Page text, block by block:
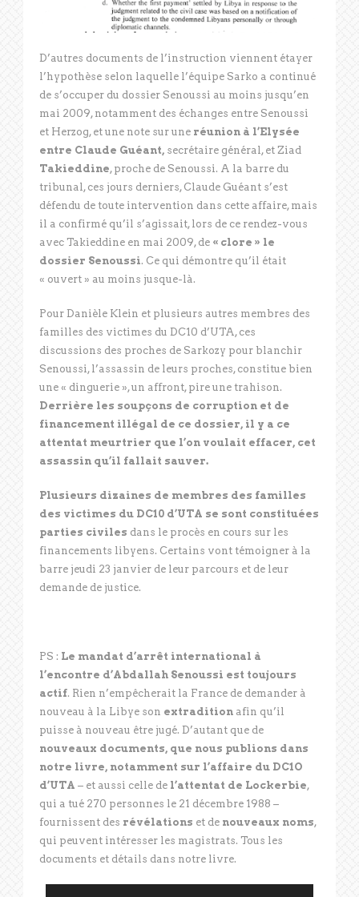
D’autres documents de l’instruction viennent étayer
l’hypothèse selon laquelle l’équipe Sarko a continué
de s’occuper du dossier Senoussi au moins jusqu’en
mai 2009, notamment des échanges entre Senoussi
et Herzog, et une note sur une réunion à l’Elysée
entre Claude Guéant, secrétaire général, et Ziad
Takieddine, proche de Senoussi. A la barre du
tribunal, ces jours derniers, Claude Guéant s’est
défendu de toute intervention dans cette affaire, mais
il a confirmé qu’il s’agissait, lors de ce rendez-vous
avec Takieddine en mai 2009, de « clore » le
dossier Senoussi. Ce qui démontre qu’il était
« ouvert » au moins jusque-là.
Pour Danièle Klein et plusieurs autres membres des
familles des victimes du DC10 d’UTA, ces
discussions des proches de Sarkozy pour blanchir
Senoussi, l’assassin de leurs proches, constitue bien
une « dinguerie », un affront, pire une trahison.
Derrière les soupçons de corruption et de
financement illégal de ce dossier, il y a ce
attentat meurtrier que l’on voulait effacer, cet
assassin qu’il fallait sauver.
Plusieurs dizaines de membres des familles
des victimes du DC10 d’UTA se sont constituées
parties civiles dans le procès en cours sur les
financements libyens. Certains vont témoigner à la
barre jeudi 23 janvier de leur parcours et de leur
demande de justice.
PS : Le mandat d’arrêt international à
l’encontre d’Abdallah Senoussi est toujours
actif. Rien n’empêcherait la France de demander à
nouveau à la Libye son extradition afin qu’il
puisse à nouveau être jugé. D’autant que de
nouveaux documents, que nous publions dans
notre livre, notamment sur l’affaire du DC1O
d’UTA – et aussi celle de l’attentat de Lockerbie,
qui a tué 270 personnes le 21 décembre 1988 –
fournissent des révélations et de nouveaux noms,
qui peuvent intéresser les magistrats. Tous les
documents et détails dans notre livre.